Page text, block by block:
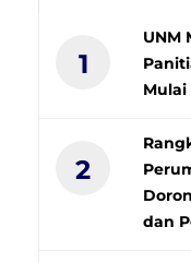
1
UNM
2
dan